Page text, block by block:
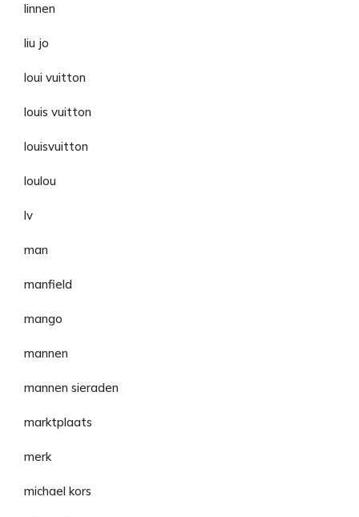
linnen
liu jo
loui vuitton
louis vuitton
louisvuitton
loulou
lv
man
manfield
mango
mannen
mannen sieraden
marktplaats
merk
michael kors